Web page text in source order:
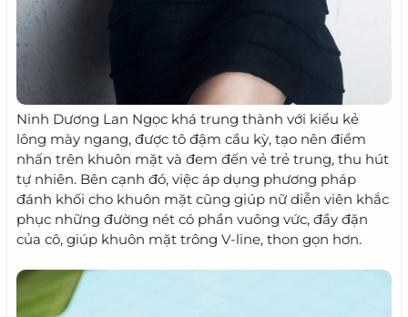
Ninh Dương Lan Ngọc khá trung thành với kiểu kẻ
lông mày ngang, được tô đậm cầu kỳ, tạo nên điểm
nhấn trên khuôn mặt và đem đến vẻ trẻ trung, thu hút
tự nhiên. Bên cạnh đó, việc áp dụng phương pháp
đánh khối cho khuôn mặt cũng giúp nữ diễn viên khắc
phục những đường nét có phần vuông vức, đầy đặn
của cô, giúp khuôn mặt trông V-line, thon gọn hơn.